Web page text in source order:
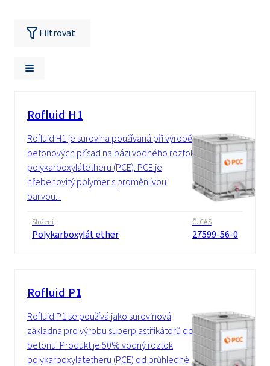
Filtrovat
Rofluid H1
Rofluid H1 je surovina používaná při výrobě
betonových přísad na bázi vodného roztoku
polykarboxylátetheru (PCE). PCE je
hřebenovitý polymer s proměnlivou
barvou...
Složení
Polykarboxylát ether
Č. CAS
27599-56-0
Rofluid P1
Rofluid P1 se používá jako surovinová
základna pro výrobu superplastifikátorů do
betonu. Produkt je 50% vodný roztok
polykarboxylátetheru (PCE) od průhledné